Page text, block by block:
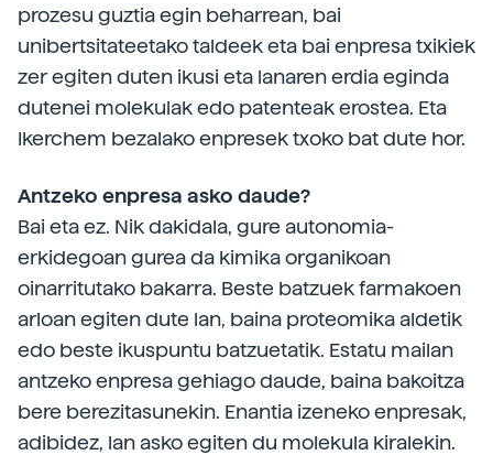
prozesu guztia egin beharrean, bai
unibertsitateetako taldeek eta bai enpresa txikiek
zer egiten duten ikusi eta lanaren erdia eginda
dutenei molekulak edo patenteak erostea. Eta
Ikerchem bezalako enpresek txoko bat dute hor.
Antzeko enpresa asko daude?
Bai eta ez. Nik dakidala, gure autonomia-
erkidegoan gurea da kimika organikoan
oinarritutako bakarra. Beste batzuek farmakoen
arloan egiten dute lan, baina proteomika aldetik
edo beste ikuspuntu batzuetatik. Estatu mailan
antzeko enpresa gehiago daude, baina bakoitza
bere berezitasunekin. Enantia izeneko enpresak,
adibidez, lan asko egiten du molekula kiralekin.